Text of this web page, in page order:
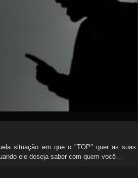
situação em que o "TOP" quer as suas
ele deseja saber com quem você…